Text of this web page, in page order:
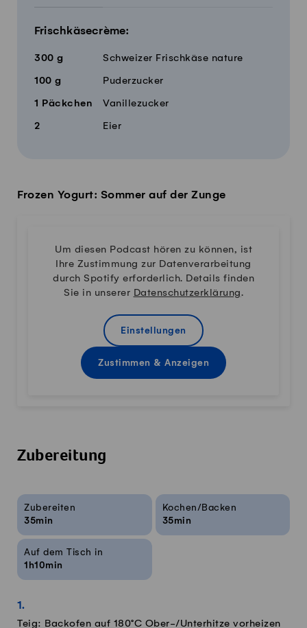
Frischkäsecrème:
300 g Schweizer Frischkäse nature
100 g Puderzucker
1 Päckchen Vanillezucker
2 Eier
Frozen Yogurt: Sommer auf der Zunge
Um diesen Podcast hören zu können, ist
Ihre Zustimmung zur Datenverarbeitung
durch Spotify erforderlich. Details finden
Sie in unserer Datenschutzerklärung.
Einstellungen
Zustimmen & Anzeigen
Zubereitung
Rezeptinfos
Zubereiten
35min
Kochen/Backen
35min
Auf dem Tisch in
1h10min
Teig: Backofen auf 180°C Ober-/Unterhitze vorheizen